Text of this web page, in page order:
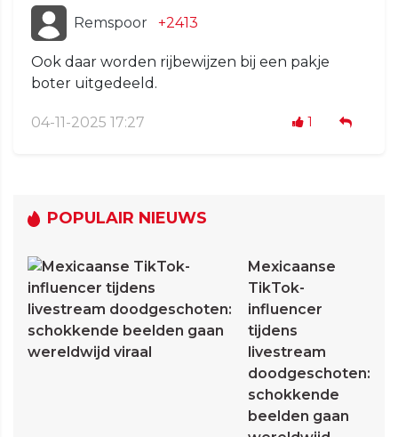
Remspoor +2413
Ook daar worden rijbewijzen bij een pakje
boter uitgedeeld.
04-11-2025 17:27 1
POPULAIR NIEUWS
Mexicaanse
TikTok-
influencer
tijdens
livestream
doodgeschoten:
schokkende
beelden gaan